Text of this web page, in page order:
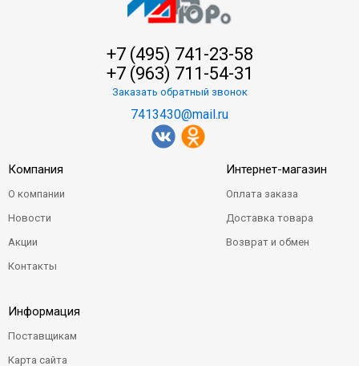
+7 (495) 741-23-58
+7 (963) 711-54-31
Заказать обратный звонок
7413430@mail.ru
Компания
О компании
Новости
Акции
Контакты
Интернет-магазин
Оплата заказа
Доставка товара
Возврат и обмен
Информация
Поставщикам
Карта сайта